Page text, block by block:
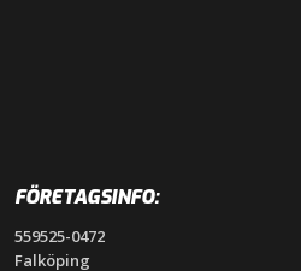
FÖRETAGSINFO:
559525-0472
Falköping